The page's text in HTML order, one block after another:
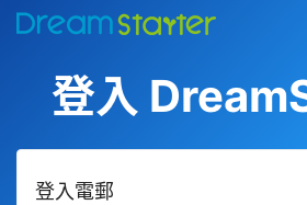
登入
登入電郵